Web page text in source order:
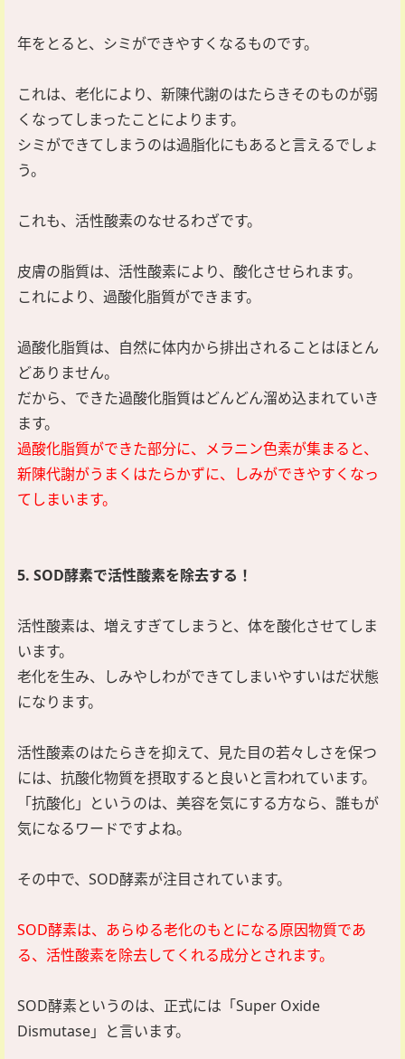
年をとると、シミができやすくなるものです。
これは、老化により、新陳代謝のはたらきそのものが弱
くなってしまったことによります。
シミができてしまうのは過脂化にもあると言えるでしょ
う。
これも、活性酸素のなせるわざです。
皮膚の脂質は、活性酸素により、酸化させられます。
これにより、過酸化脂質ができます。
過酸化脂質は、自然に体内から排出されることはほとん
どありません。
だから、できた過酸化脂質はどんどん溜め込まれていき
ます。
過酸化脂質ができた部分に、メラニン色素が集まると、
新陳代謝がうまくはたらかずに、しみができやすくなっ
てしまいます。
5. SOD酵素で活性酸素を除去する！
活性酸素は、増えすぎてしまうと、体を酸化させてしま
います。
老化を生み、しみやしわができてしまいやすいはだ状態
になります。
活性酸素のはたらきを抑えて、見た目の若々しさを保つ
には、抗酸化物質を摂取すると良いと言われています。
「抗酸化」というのは、美容を気にする方なら、誰もが
気になるワードですよね。
その中で、SOD酵素が注目されています。
SOD酵素は、あらゆる老化のもとになる原因物質であ
る、活性酸素を除去してくれる成分とされます。
SOD酵素というのは、正式には「Super Oxide
Dismutase」と言います。